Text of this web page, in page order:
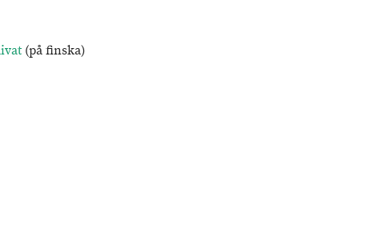
(på finska)